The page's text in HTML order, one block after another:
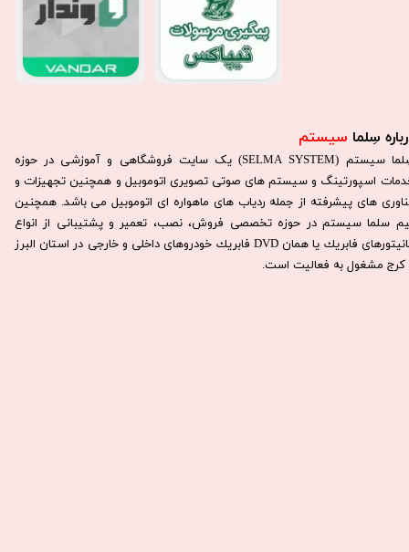
سِلما سیستم​​​​​​​
سِلما سيستم (SELMA SYSTEM) یک سایت فروشگاهی و آموزشی در حوزه
اسپورتینگ و سیستم های صوتی تصویری اتوموبیل و همچنین تجهیزات و
های پیشرفته از جمله ردیاب های ماهواره ای اتوموبیل می باشد. همچنين
سلما سيستم در حوزه تخصصی فروش، نصب، تعمير و پشتيبانی از انواع
مانيتورهای فابريك يا همان DVD فابريك خودروهای داخلی و خارجی در استان البرز
كرج مشغول به فعاليت است.​​​​​​​